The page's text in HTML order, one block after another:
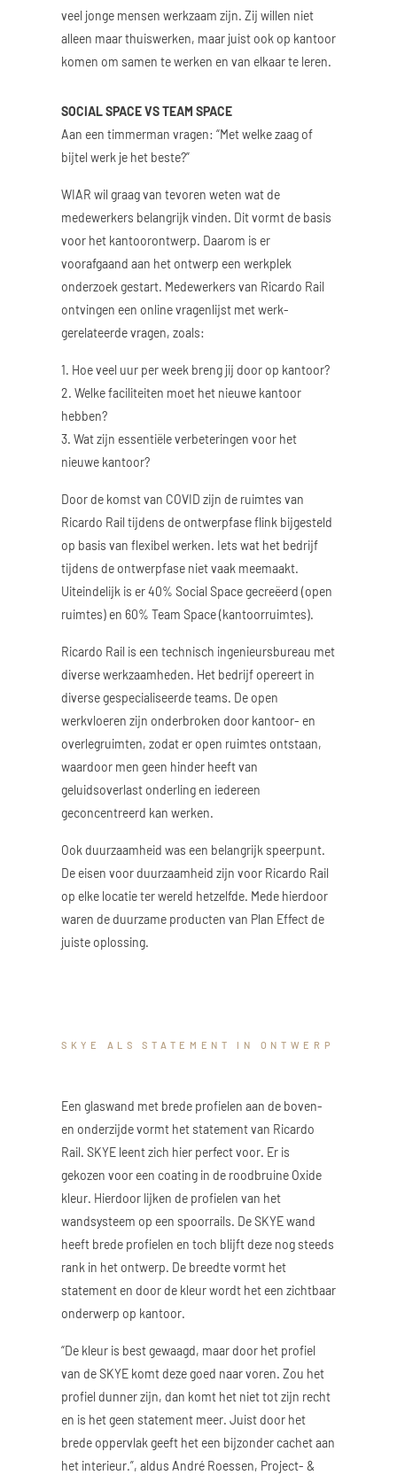
veel jonge mensen werkzaam zijn. Zij willen niet
alleen maar thuiswerken, maar juist ook op kantoor
komen om samen te werken en van elkaar te leren.
SOCIAL SPACE VS TEAM SPACE
Aan een timmerman vragen: “Met welke zaag of
bijtel werk je het beste?”
WIAR wil graag van tevoren weten wat de
medewerkers belangrijk vinden. Dit vormt de basis
voor het kantoorontwerp. Daarom is er
voorafgaand aan het ontwerp een werkplek
onderzoek gestart. Medewerkers van Ricardo Rail
ontvingen een online vragenlijst met werk-
gerelateerde vragen, zoals:
1. Hoe veel uur per week breng jij door op kantoor?
2. Welke faciliteiten moet het nieuwe kantoor
hebben?
3. Wat zijn essentiële verbeteringen voor het
nieuwe kantoor?
Door de komst van COVID zijn de ruimtes van
Ricardo Rail tijdens de ontwerpfase flink bijgesteld
op basis van flexibel werken. Iets wat het bedrijf
tijdens de ontwerpfase niet vaak meemaakt.
Uiteindelijk is er 40% Social Space gecreëerd (open
ruimtes) en 60% Team Space (kantoorruimtes).
Ricardo Rail is een technisch ingenieursbureau met
diverse werkzaamheden. Het bedrijf opereert in
diverse gespecialiseerde teams. De open
werkvloeren zijn onderbroken door kantoor- en
overlegruimten, zodat er open ruimtes ontstaan,
waardoor men geen hinder heeft van
geluidsoverlast onderling en iedereen
geconcentreerd kan werken.
Ook duurzaamheid was een belangrijk speerpunt.
De eisen voor duurzaamheid zijn voor Ricardo Rail
op elke locatie ter wereld hetzelfde. Mede hierdoor
waren de duurzame producten van Plan Effect de
juiste oplossing.
SKYE ALS STATEMENT IN ONTWERP
Een glaswand met brede profielen aan de boven-
en onderzijde vormt het statement van Ricardo
Rail. SKYE leent zich hier perfect voor. Er is
gekozen voor een coating in de roodbruine Oxide
kleur. Hierdoor lijken de profielen van het
wandsysteem op een spoorrails. De SKYE wand
heeft brede profielen en toch blijft deze nog steeds
rank in het ontwerp. De breedte vormt het
statement en door de kleur wordt het een zichtbaar
onderwerp op kantoor.
“De kleur is best gewaagd, maar door het profiel
van de SKYE komt deze goed naar voren. Zou het
profiel dunner zijn, dan komt het niet tot zijn recht
en is het geen statement meer. Juist door het
brede oppervlak geeft het een bijzonder cachet aan
het interieur.”, aldus André Roessen, Project- &